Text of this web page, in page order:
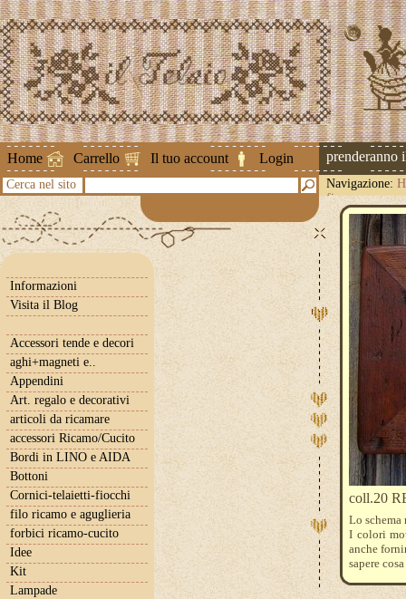
Home Carrello Il tuo account Login
Attenzione ! Le spedizioni riprenderanno il 2
Cerca nel sito Navigazione:
fiore
Informazioni
Visita il Blog
Accessori tende e decori
aghi+magneti e..
Appendini
Art. regalo e decorativi
articoli da ricamare
accessori Ricamo/Cucito
Bordi in LINO e AIDA
Bottoni
Cornici-telaietti-fiocchi
filo ricamo e aguglieria
forbici ricamo-cucito
Idee
Kit
Lampade
coll.20
Lo schema
I colori
anche
sapere